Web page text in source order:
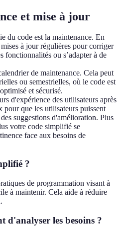
et mise à jour
du code est la maintenance. En
à jour régulières pour corriger
fonctionnalités ou s’adapter à de
de maintenance. Cela peut
ou semestrielles, où le code est
et sécurisé.
d'expérience des utilisateurs après
pour que les utilisateurs puissent
suggestions d'amélioration. Plus
votre code simplifié se
face aux besoins de
?
de programmation visant à
à maintenir. Cela aide à réduire
les besoins ?